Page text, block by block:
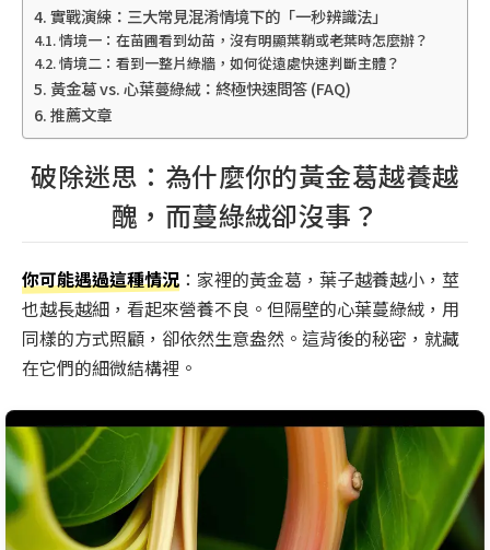
實戰演練：三大常見混淆情境下的「一秒辨識法」
情境一：在苗圃看到幼苗，沒有明顯葉鞘或老葉時怎麼辦？
情境二：看到一整片綠牆，如何從遠處快速判斷主體？
黃金葛 vs. 心葉蔓綠絨：終極快速問答 (FAQ)
推薦文章
破除迷思：為什麼你的黃金葛越養越
醜，而蔓綠絨卻沒事？
你可能遇過這種情況 ：家裡的黃金葛，葉子越養越小，莖
也越長越細，看起來營養不良。但隔壁的心葉蔓綠絨，用
同樣的方式照顧，卻依然生意盎然。這背後的秘密，就藏
在它們的細微結構裡。